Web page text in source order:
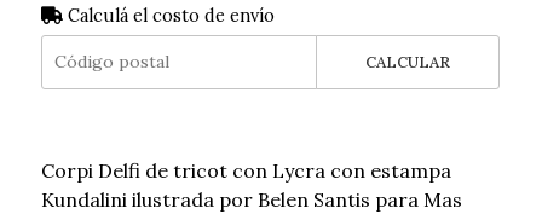
Calculá el costo de envío
CALCULAR
Corpi Delfi de tricot con Lycra con estampa
Kundalini ilustrada por Belen Santis para Mas